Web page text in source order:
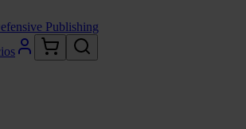
Publishing